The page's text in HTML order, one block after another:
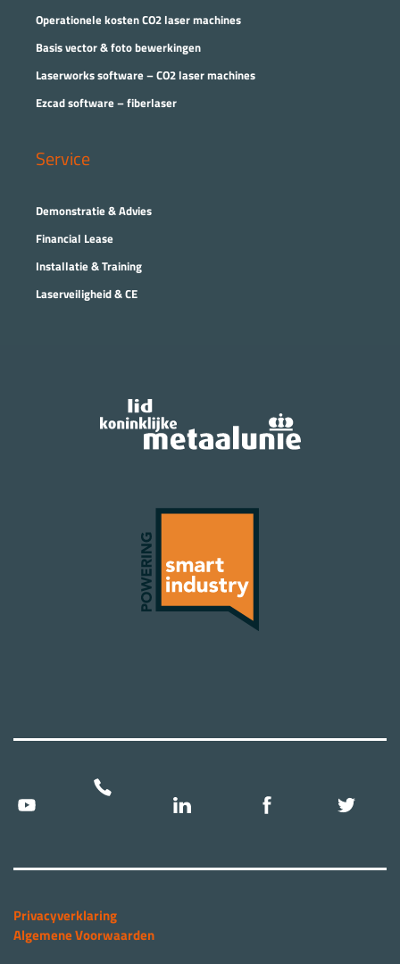
Operationele kosten CO2 laser machines
Basis vector & foto bewerkingen
Laserworks software – CO2 laser machines
Ezcad software – fiberlaser
Service
Demonstratie & Advies
Financial Lease
Installatie & Training
Laserveiligheid & CE
Privacyverklaring
Algemene Voorwaarden